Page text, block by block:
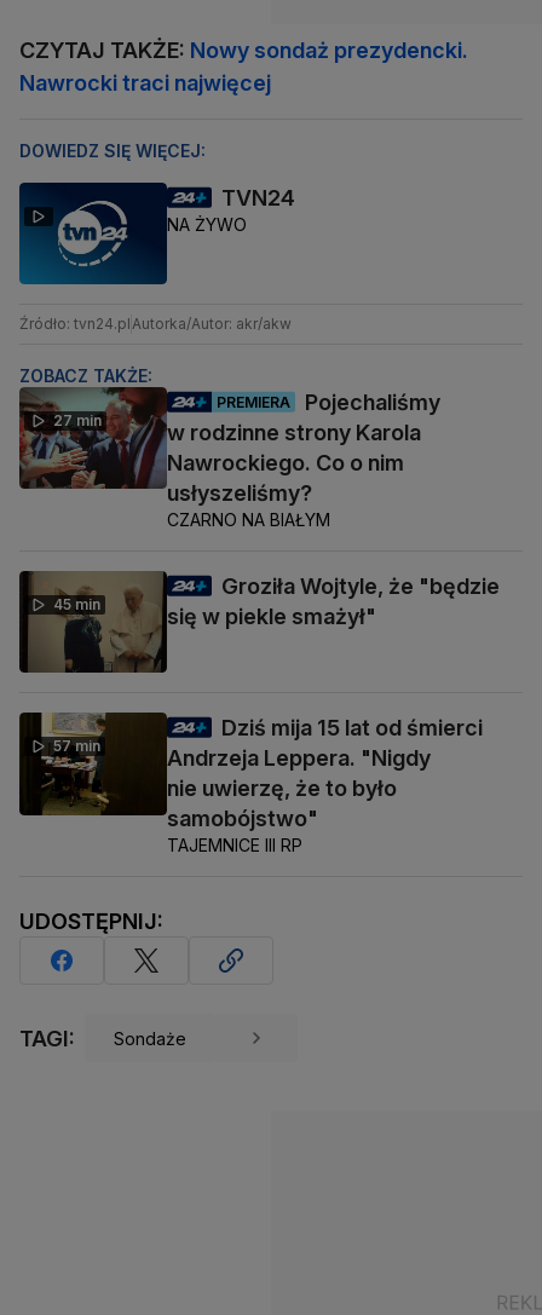
CZYTAJ TAKŻE: Nowy sondaż prezydencki.
Nawrocki traci najwięcej
DOWIEDZ SIĘ WIĘCEJ:
TVN24
NA ŻYWO
Źródło: tvn24.plAutorka/Autor: akr/akw
ZOBACZ TAKŻE:
27 min
PREMIERA
Pojechaliśmy
w rodzinne strony Karola
Nawrockiego. Co o nim
usłyszeliśmy?
CZARNO NA BIAŁYM
45 min
Groziła Wojtyle, że "będzie
się w piekle smażył"
57 min
Dziś mija 15 lat od śmierci
Andrzeja Leppera. "Nigdy
nie uwierzę, że to było
samobójstwo"
TAJEMNICE III RP
UDOSTĘPNIJ:
TAGI: Sondaże